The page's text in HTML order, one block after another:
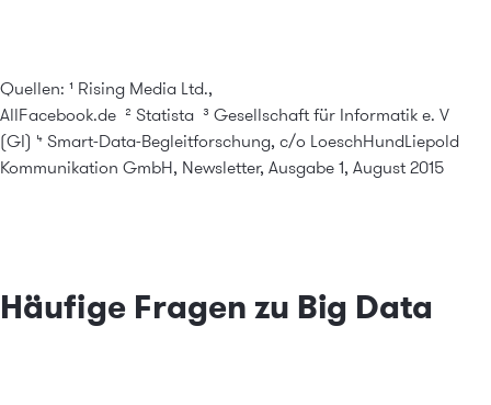
Quellen: ¹ Rising Media Ltd.,
AllFacebook.de ² Statista ³ Gesellschaft für Informatik e. V
(GI) ⁴ Smart-Data-Begleitforschung, c/o LoeschHundLiepold
Kommunikation GmbH, Newsletter, Ausgabe 1, August 2015
Häufige Fragen zu Big Data